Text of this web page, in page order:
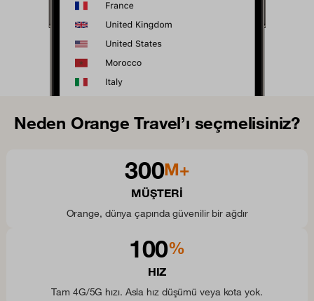
Neden Orange Travel’ı seçmelisiniz?
300M+
MÜŞTERI
Orange, dünya çapında güvenilir bir ağdır
100%
HIZ
Tam 4G/5G hızı. Asla hız düşümü veya kota yok.